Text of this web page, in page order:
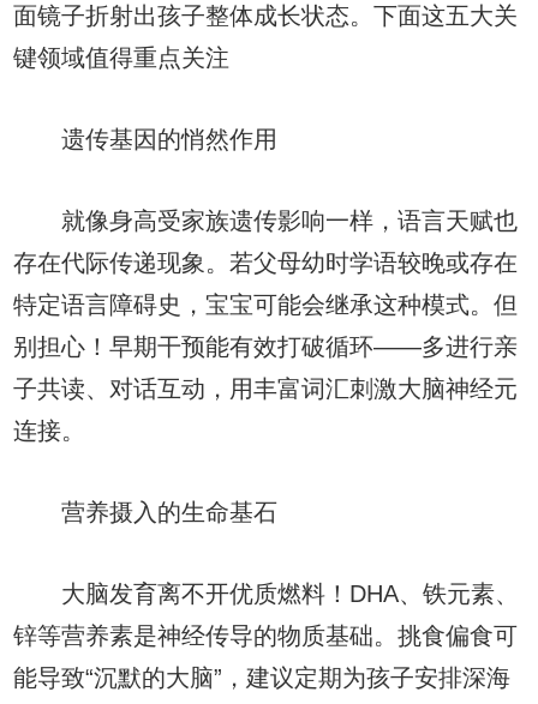
面镜子折射出孩子整体成长状态。下面这五大关
键领域值得重点关注
遗传基因的悄然作用
就像身高受家族遗传影响一样，语言天赋也
存在代际传递现象。若父母幼时学语较晚或存在
特定语言障碍史，宝宝可能会继承这种模式。但
别担心！早期干预能有效打破循环——多进行亲
子共读、对话互动，用丰富词汇刺激大脑神经元
连接。
营养摄入的生命基石
大脑发育离不开优质燃料！DHA、铁元素、
锌等营养素是神经传导的物质基础。挑食偏食可
能导致“沉默的大脑”，建议定期为孩子安排深海